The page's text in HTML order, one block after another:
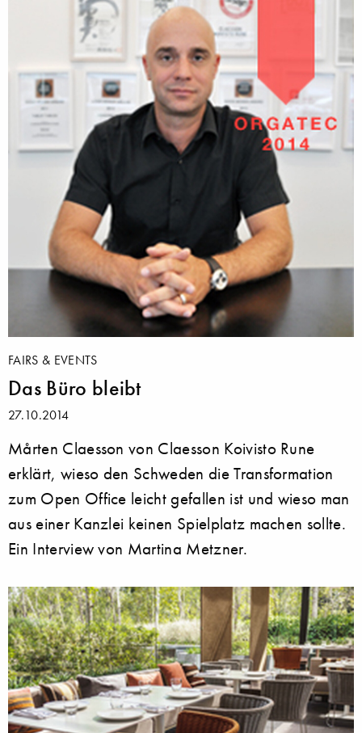
FAIRS & EVENTS
Das Büro bleibt
27.10.2014
Mårten Claesson von Claesson Koivisto Rune
erklärt, wieso den Schweden die Transformation
zum Open Office leicht gefallen ist und wieso man
aus einer Kanzlei keinen Spielplatz machen sollte.
Ein Interview von Martina Metzner.